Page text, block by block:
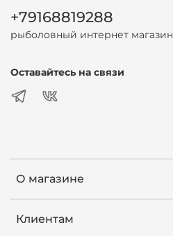
О магазине
Клиентам
+79168819288
рыболовный интернет магазин
Оставайтесь на связи